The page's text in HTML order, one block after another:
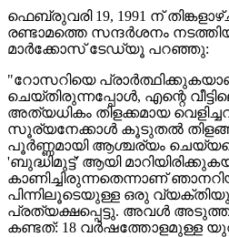
ഫെബ്രുവരി 19, 1991 ന്
രണ്ടാമത്തെ സന്ദർശനം
മാർക്കോസ് ടേഡ്യൂ പറഞ്ഞു:
"റോസറിയെ
ചെയ്തിരുന്നപ്പോൾ, എന്റെ
അത്യധികം തിളക്കമായ
സൂര്യനേക്കാൾ കൂടുതൽ
പൂർണ്ണമായി ആശ്ചര്യം
'ബുദ്ധിമുട്ട്' ആയി
കാണിച്ചിരുന്നതെന്നാണ്
പിന്നിലൂടെയുള്ള ഒരു
പ്രത്യക്ഷപ്പെട്ടു. അവൾ
കണ്ടത്: 18 വർഷത്തോളമുള്ള